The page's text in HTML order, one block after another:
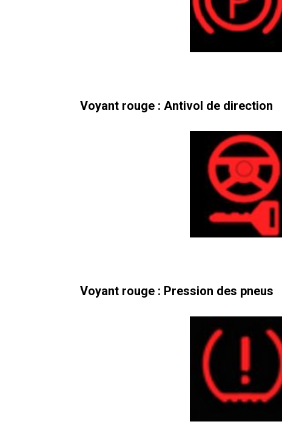
Voyant rouge : Antivol de direction
Voyant rouge : Pression des pneus